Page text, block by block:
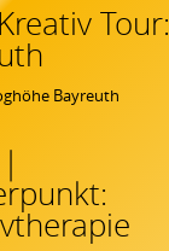
Tour:
Bayreuth